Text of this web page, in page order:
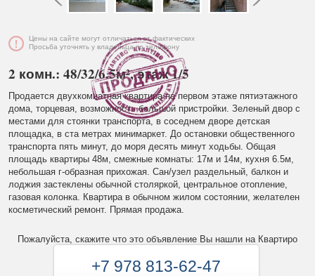
Цены на сайте могут отличаться от фактических
Просьба уточнять у владельца по телефону
2 комн.: 48/32/6.5м², этаж 1/5
Продается двухкомнатная квартира на первом этаже пятиэтажного
дома, торцевая, возможность большой пристройки. Зеленый двор с
местами для стоянки транспорта, в соседнем дворе детская
площадка, в ста метрах минимаркет. До остановки общественного
транспорта пять минут, до моря десять минут ходьбы. Общая
площадь квартиры 48м, смежные комнаты: 17м и 14м, кухня 6.5м,
небольшая г-образная прихожая. Сан/узел раздельный, балкон и
лоджия застеклены обычной столяркой, центральное отопление,
газовая колонка. Квартира в обычном жилом состоянии, желателен
косметический ремонт. Прямая продажа.
Пожалуйста, скажите что это объявление Вы нашли на Квартиро
+7 978 813-62-47